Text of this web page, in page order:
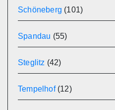
Schöneberg (101)
Spandau (55)
Steglitz (42)
Tempelhof(12)